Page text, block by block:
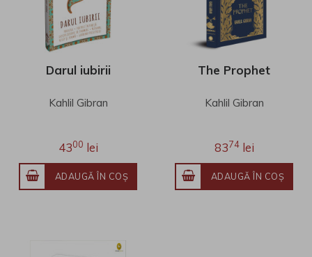
Darul iubirii
Kahlil Gibran
4300 lei
ADAUGĂ ÎN COŞ
The Prophet
Kahlil Gibran
8374lei
ADAUGĂ ÎN COŞ